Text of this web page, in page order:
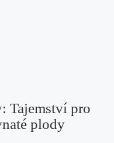
Tajemství pro
plody